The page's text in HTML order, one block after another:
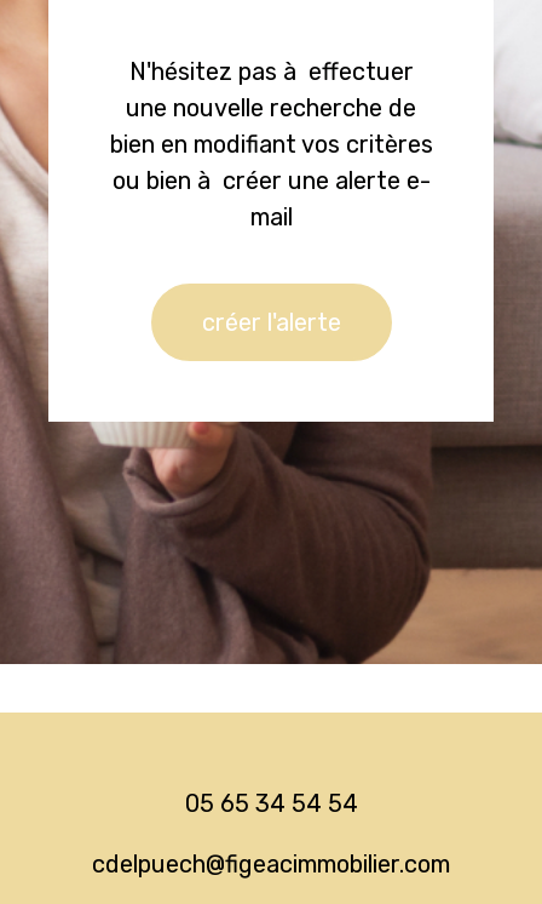
N'hésitez pas à effectuer
une nouvelle recherche de
bien en modifiant vos critères
ou bien à créer une alerte e-
mail
créer l'alerte
05 65 34 54 54
cdelpuech@figeacimmobilier.com